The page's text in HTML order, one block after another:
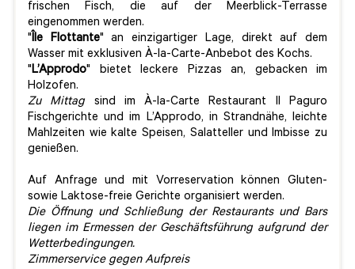
frischen Fisch, die auf der Meerblick-Terrasse
eingenommen werden.
"Île Flottante" an einzigartiger Lage, direkt auf dem
Wasser mit exklusiven À-la-Carte-Anbebot des Kochs.
"L’Approdo" bietet leckere Pizzas an, gebacken im
Holzofen.
Zu Mittagsind im À-la-Carte Restaurant Il Paguro
Fischgerichte und im L’Approdo, in Strandnähe, leichte
Mahlzeiten wie kalte Speisen, Salatteller und Imbisse zu
genießen.
Auf Anfrage und mit Vorreservation können Gluten-
sowie Laktose-freie Gerichte organisiert werden.
Die Öffnung und Schließung der Restaurants und Bars
liegen im Ermessen der Geschäftsführung aufgrund der
Wetterbedingungen.
Zimmerservice gegen Aufpreis